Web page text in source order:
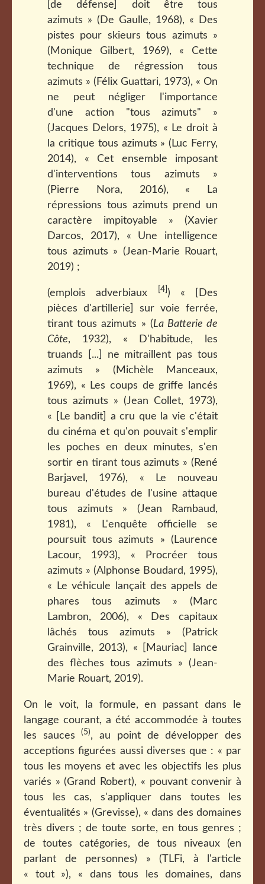
[de défense] doit être tous
azimuts » (De Gaulle, 1968), « Des
pistes pour skieurs tous azimuts »
(Monique Gilbert, 1969), « Cette
technique de régression tous
azimuts » (Félix Guattari, 1973), « On
ne peut négliger l'importance
d'une action "tous azimuts" »
(Jacques Delors, 1975), « Le droit à
la critique tous azimuts » (Luc Ferry,
2014), « Cet ensemble imposant
d'interventions tous azimuts »
(Pierre Nora, 2016), « La
répressions tous azimuts prend un
caractère impitoyable » (Xavier
Darcos, 2017), « Une intelligence
tous azimuts » (Jean-Marie Rouart,
2019) ;
(emplois adverbiaux [4] ) « [Des
pièces d'artillerie] sur voie ferrée,
tirant tous azimuts » (La Batterie de
Côte, 1932), « D'habitude, les
truands [...] ne mitraillent pas tous
azimuts » (Michèle Manceaux,
1969), « Les coups de griffe lancés
tous azimuts » (Jean Collet, 1973),
« [Le bandit] a cru que la vie c'était
du cinéma et qu'on pouvait s'emplir
les poches en deux minutes, s'en
sortir en tirant tous azimuts » (René
Barjavel, 1976), « Le nouveau
bureau d'études de l'usine attaque
tous azimuts » (Jean Rambaud,
1981), « L'enquête officielle se
poursuit tous azimuts » (Laurence
Lacour, 1993), « Procréer tous
azimuts » (Alphonse Boudard, 1995),
« Le véhicule lançait des appels de
phares tous azimuts » (Marc
Lambron, 2006), « Des capitaux
lâchés tous azimuts » (Patrick
Grainville, 2013), « [Mauriac] lance
des flèches tous azimuts » (Jean-
Marie Rouart, 2019).
On le voit, la formule, en passant dans le
langage courant, a été accommodée à toutes
les sauces(5), au point de développer des
acceptions figurées aussi diverses que : « par
tous les moyens et avec les objectifs les plus
variés » (Grand Robert), « pouvant convenir à
tous les cas, s'appliquer dans toutes les
éventualités » (Grevisse), « dans des domaines
très divers ; de toute sorte, en tous genres ;
de toutes catégories, de tous niveaux (en
parlant de personnes) » (TLFi, à l'article
« tout »), « dans tous les domaines, dans